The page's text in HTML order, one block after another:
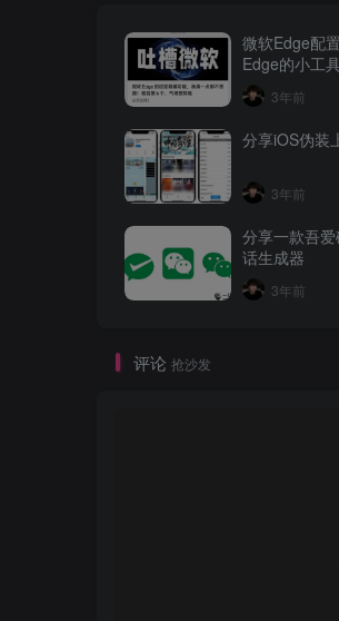
微软Edge配
Edge的小工
3年前
分享iOS伪装
3年前
分享一款吾
话生成器
3年前
评论 抢沙发